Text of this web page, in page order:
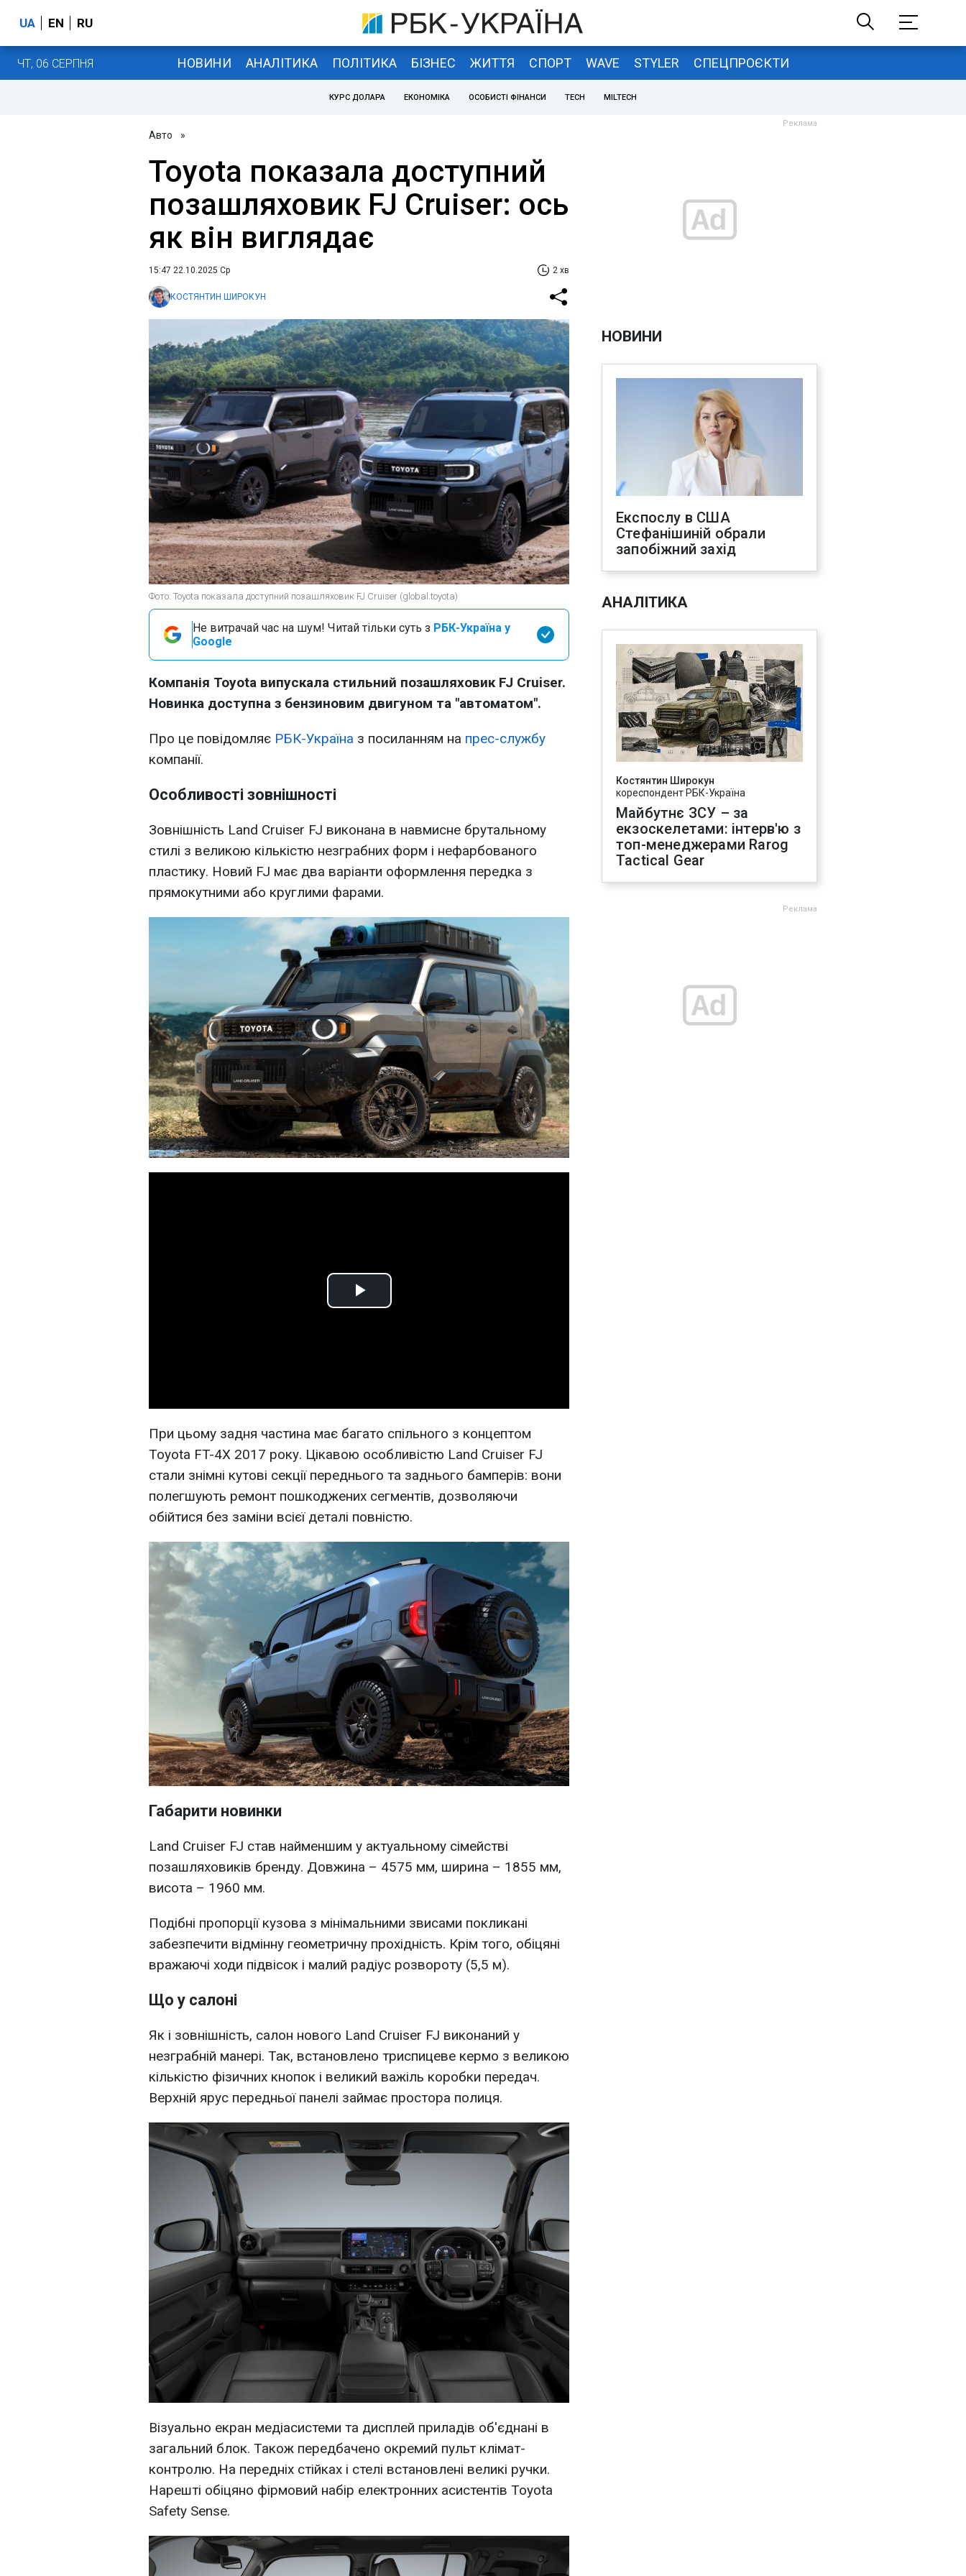
UA EN RU
ЧТ, 06 СЕРПНЯ НОВИНИ АНАЛІТИКА ПОЛІТИКА БІЗНЕС ЖИТТЯ СПОРТ WAVE STYLER СПЕЦПРОЄКТИ
КУРС ДОЛАРА ЕКОНОМІКА ОСОБИСТІ ФІНАНСИ TECH MILTECH
Авто »
Toyota показала доступний
позашляховик FJ Cruiser: ось
як він виглядає
15:47 22.10.2025 Ср 2 хв
КОСТЯНТИН ШИРОКУН
Фото: Toyota показала доступний позашляховик FJ Cruiser (global.toyota)
Не витрачай час на шум! Читай тільки суть з РБК-Україна у
Google
Компанія Toyota випускала стильний позашляховик FJ Cruiser.
Новинка доступна з бензиновим двигуном та "автоматом".
Про це повідомляє РБК-Україна з посиланням на прес-службу
компанії.
Особливості зовнішності
Зовнішність Land Cruiser FJ виконана в навмисне брутальному
стилі з великою кількістю незграбних форм і нефарбованого
пластику. Новий FJ має два варіанти оформлення передка з
прямокутними або круглими фарами.
Play
При цьому задня частина має багато спільного з концептом
Toyota FT-4X 2017 року. Цікавою особливістю Land Cruiser FJ
стали знімні кутові секції переднього та заднього бамперів: вони
полегшують ремонт пошкоджених сегментів, дозволяючи
обійтися без заміни всієї деталі повністю.
Габарити новинки
Land Cruiser FJ став найменшим у актуальному сімействі
позашляховиків бренду. Довжина – 4575 мм, ширина – 1855 мм,
висота – 1960 мм.
Подібні пропорції кузова з мінімальними звисами покликані
забезпечити відмінну геометричну прохідність. Крім того, обіцяні
вражаючі ходи підвісок і малий радіус розвороту (5,5 м).
Що у салоні
Як і зовнішність, салон нового Land Cruiser FJ виконаний у
незграбній манері. Так, встановлено триспицеве ​​кермо з великою
кількістю фізичних кнопок і великий важіль коробки передач.
Верхній ярус передньої панелі займає простора полиця.
Візуально екран медіасистеми та дисплей приладів об'єднані в
загальний блок. Також передбачено окремий пульт клімат-
контролю. На передніх стійках і стелі встановлені великі ручки.
Нарешті обіцяно фірмовий набір електронних асистентів Toyota
Safety Sense.
НОВИНИ
Експослу в США
Стефанішиній обрали
запобіжний захід
АНАЛІТИКА
Костянтин Широкун
кореспондент РБК-Україна
Майбутнє ЗСУ – за
екзоскелетами: інтерв'ю з
топ-менеджерами Rarog
Tactical Gear